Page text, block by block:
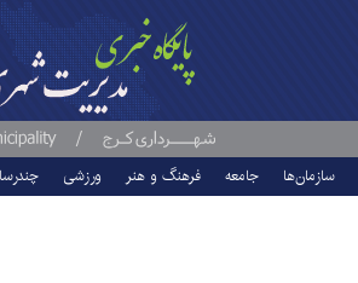
سازمان‌ها جامعه فرهنگ و هنر ورزشی